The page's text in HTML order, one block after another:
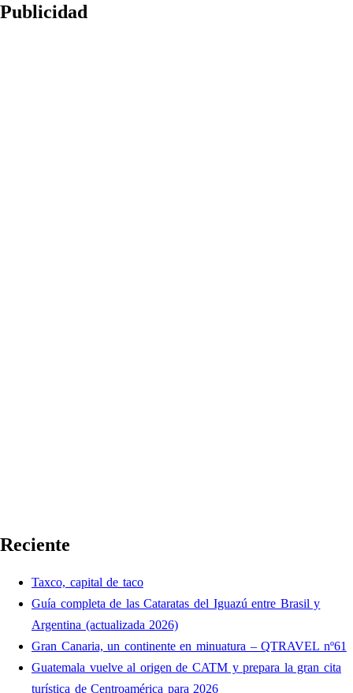
Publicidad
Reciente
Taxco, capital de taco
Guía completa de las Cataratas del Iguazú entre Brasil y
Argentina (actualizada 2026)
Gran Canaria, un continente en minuatura – QTRAVEL nº61
Guatemala vuelve al origen de CATM y prepara la gran cita
turística de Centroamérica para 2026